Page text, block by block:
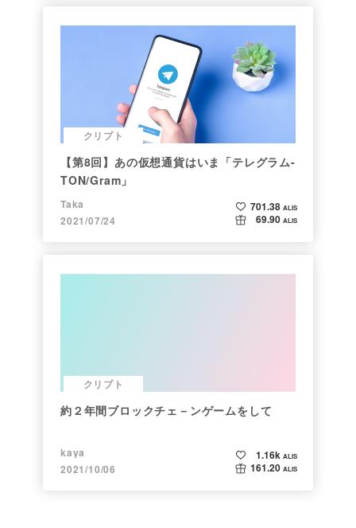
クリプト
【第8回】あの仮想通貨はいま「テレグラム-
TON/Gram」
Taka
2021/07/24
701.38 ALIS
69.90 ALIS
クリプト
約２年間ブロックチェ－ンゲームをして
kaya
2021/10/06
1.16k ALIS
161.20 ALIS